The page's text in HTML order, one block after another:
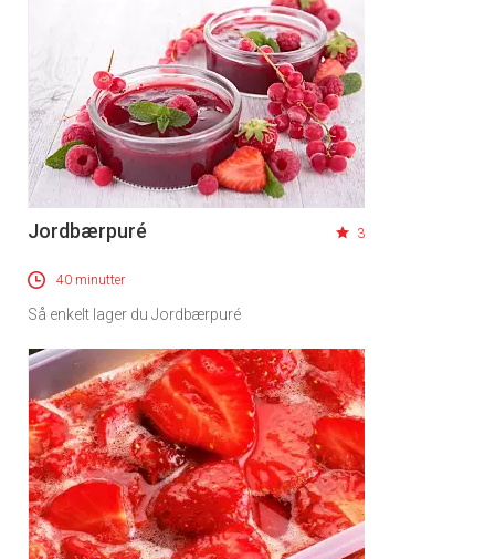
Jordbærpuré 3
40 minutter
Så enkelt lager du Jordbærpuré